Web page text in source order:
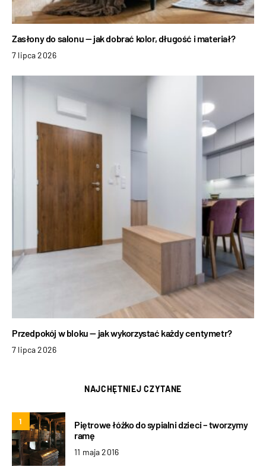
Zasłony do salonu — jak dobrać kolor, długość i materiał?
7 lipca 2026
Przedpokój w bloku — jak wykorzystać każdy centymetr?
7 lipca 2026
NAJCHĘTNIEJ CZYTANE
1
Piętrowe łóżko do sypialni dzieci – tworzymy
ramę
11 maja 2016